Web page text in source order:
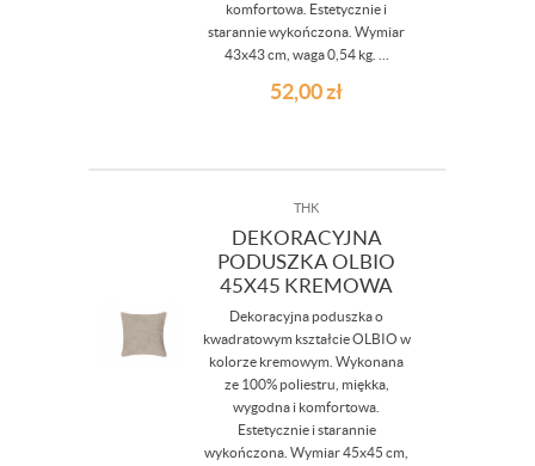
komfortowa. Estetycznie i
starannie wykończona. Wymiar
43x43 cm, waga 0,54 kg. ...
52,00zł
THK
DEKORACYJNA
PODUSZKA OLBIO
45X45 KREMOWA
Dekoracyjna poduszka o
kwadratowym kształcie OLBIO w
kolorze kremowym. Wykonana
ze 100% poliestru, miękka,
wygodna i komfortowa.
Estetycznie i starannie
wykończona. Wymiar 45x45 cm,